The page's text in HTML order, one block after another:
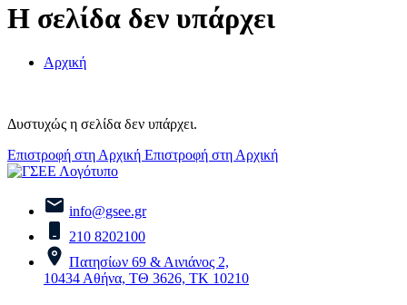
Η σελίδα δεν υπάρχει
Αρχική
Δυστυχώς η σελίδα δεν υπάρχει.
Επιστροφή στη Αρχική Επιστροφή στη Αρχική
info@gsee.gr
210 8202100
Πατησίων 69 & Αινιάνος 2,
10434 Αθήνα, ΤΘ 3626, ΤΚ 10210